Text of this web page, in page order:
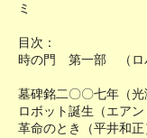
ミ
目次：
時の門 第一部 （ロ
墓碑銘二〇〇七年（光
ロボット誕生（エアン
革命のとき（平井和正